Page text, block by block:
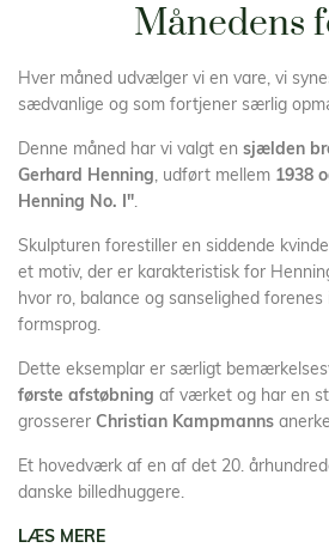
Månedens
Hver måned udvælger vi en vare, vi
sædvanlige og som fortjener særlig
Denne måned har vi valgt en sjælden
Gerhard Henning, udført mellem 1938
Henning No. I".
Skulpturen forestiller en siddende
et motiv, der er karakteristisk for
hvor ro, balance og sanselighed
formsprog.
Dette eksemplar er særligt
første afstøbning af værket og har en
grosserer Christian Kampmanns
Et hovedværk af en af det 20.
danske billedhuggere.
LÆS MERE